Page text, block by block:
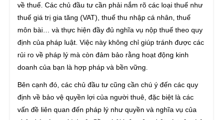
về thuế. Các chủ đầu tư cần phải nắm rõ các loại thuế như
thuế giá trị gia tăng (VAT), thuế thu nhập cá nhân, thuế
môn bài… và thực hiện đầy đủ nghĩa vụ nộp thuế theo quy
định của pháp luật. Việc này không chỉ giúp tránh được các
rủi ro về pháp lý mà còn đảm bảo rằng hoạt động kinh
doanh của bạn là hợp pháp và bền vững.
Bên cạnh đó, các chủ đầu tư cũng cần chú ý đến các quy
định về bảo vệ quyền lợi của người thuê, đặc biệt là các
vấn đề liên quan đến pháp lý như quyền và nghĩa vụ của